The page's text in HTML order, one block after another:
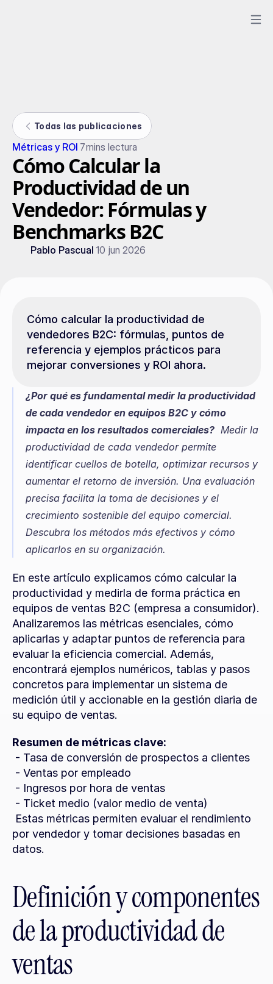
Todas las publicaciones
Métricas y ROI 7mins lectura
Cómo Calcular la
Productividad de un
Vendedor: Fórmulas y
Benchmarks B2C
Pablo Pascual 10 jun 2026
Cómo calcular la productividad de
vendedores B2C: fórmulas, puntos de
referencia y ejemplos prácticos para
mejorar conversiones y ROI ahora.
¿Por qué es fundamental medir la productividad
de cada vendedor en equipos B2C y cómo
impacta en los resultados comerciales?
  Medir la
productividad de cada vendedor permite
identificar cuellos de botella, optimizar recursos y
aumentar el retorno de inversión. Una evaluación
precisa facilita la toma de decisiones y el
crecimiento sostenible del equipo comercial.
Descubra los métodos más efectivos y cómo
aplicarlos en su organización.
En este artículo explicamos cómo calcular la
productividad y medirla de forma práctica en
equipos de ventas B2C (empresa a consumidor).
Analizaremos las métricas esenciales, cómo
aplicarlas y adaptar puntos de referencia para
evaluar la eficiencia comercial. Además,
encontrará ejemplos numéricos, tablas y pasos
concretos para implementar un sistema de
medición útil y accionable en la gestión diaria de
su equipo de ventas.
Resumen de métricas clave:
- Tasa de conversión de prospectos a clientes
- Ventas por empleado
- Ingresos por hora de ventas
- Ticket medio (valor medio de venta)
por vendedor y tomar decisiones basadas en
datos.
Definición y componentes
de la productividad de
ventas